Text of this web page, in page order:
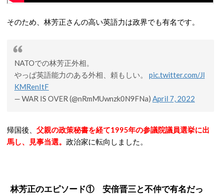
そのため、林芳正さんの高い英語力は政界でも有名です。
NATOでの林芳正外相。
やっぱ英語能力のある外相、頼もしい。 pic.twitter.com/Jl
KMRenItF
— WAR IS OVER (@nRmMUwnzk0N9FNa) April 7, 2022
帰国後、 父親の政策秘書を経て1995年の参議院議員選挙に出
馬し、見事当選 。 政治家に転向しました。
林芳正のエピソード① 安倍晋三と不仲で有名だっ